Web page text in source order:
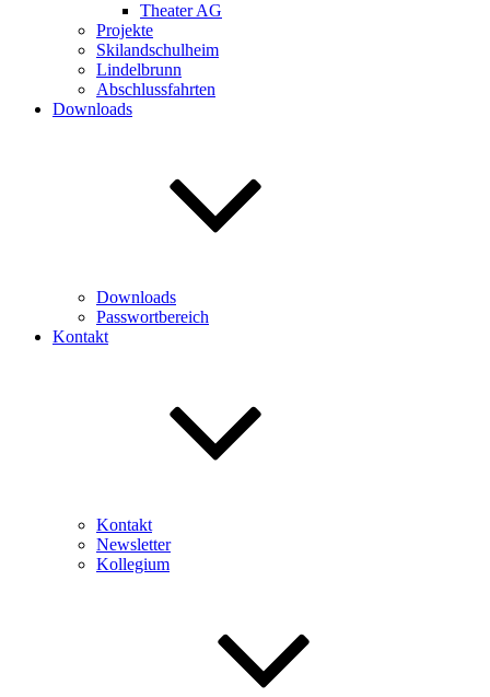
Theater AG
Projekte
Skilandschulheim
Lindelbrunn
Abschlussfahrten
Downloads
Downloads
Passwortbereich
Kontakt
Kontakt
Newsletter
Kollegium